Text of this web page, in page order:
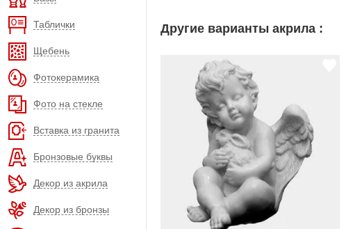
Таблички
Щебень
Фотокерамика
Фото на стекле
Вставка из гранита
Бронзовые буквы
Декор из акрила
Декор из бронзы
Другие варианты акрила :